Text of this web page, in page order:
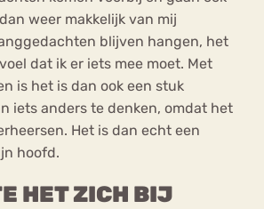
weer makkelijk van mij
blijven hangen, het
dat ik er iets mee moet. Met
is het is dan ook een stuk
iets anders te denken, omdat het
Het is dan echt een
hoofd.
HET ZICH BIJ